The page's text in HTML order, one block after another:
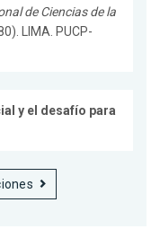
de Ciencias de la
LIMA. PUCP-
y el desafío para